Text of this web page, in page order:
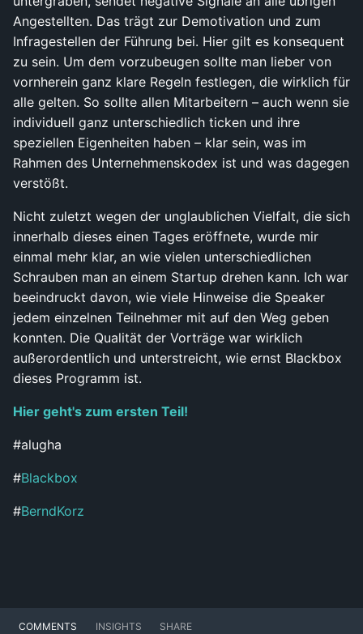
Angestellten. Das trägt zur Demotivation und zum
Infragestellen der Führung bei. Hier gilt es konsequent
zu sein. Um dem vorzubeugen sollte man lieber von
vornherein ganz klare Regeln festlegen, die wirklich für
alle gelten. So sollte allen Mitarbeitern – auch wenn sie
individuell ganz unterschiedlich ticken und ihre
speziellen Eigenheiten haben – klar sein, was im
Rahmen des Unternehmenskodex ist und was dagegen
verstößt.
Nicht zuletzt wegen der unglaublichen Vielfalt, die sich
innerhalb dieses einen Tages eröffnete, wurde mir
einmal mehr klar, an wie vielen unterschiedlichen
Schrauben man an einem Startup drehen kann. Ich war
beeindruckt davon, wie viele Hinweise die Speaker
jedem einzelnen Teilnehmer mit auf den Weg geben
konnten. Die Qualität der Vorträge war wirklich
außerordentlich und unterstreicht, wie ernst Blackbox
dieses Programm ist.
Hier geht's zum ersten Teil!
#alugha
#Blackbox
#BerndKorz
COMMENTS INSIGHTS SHARE